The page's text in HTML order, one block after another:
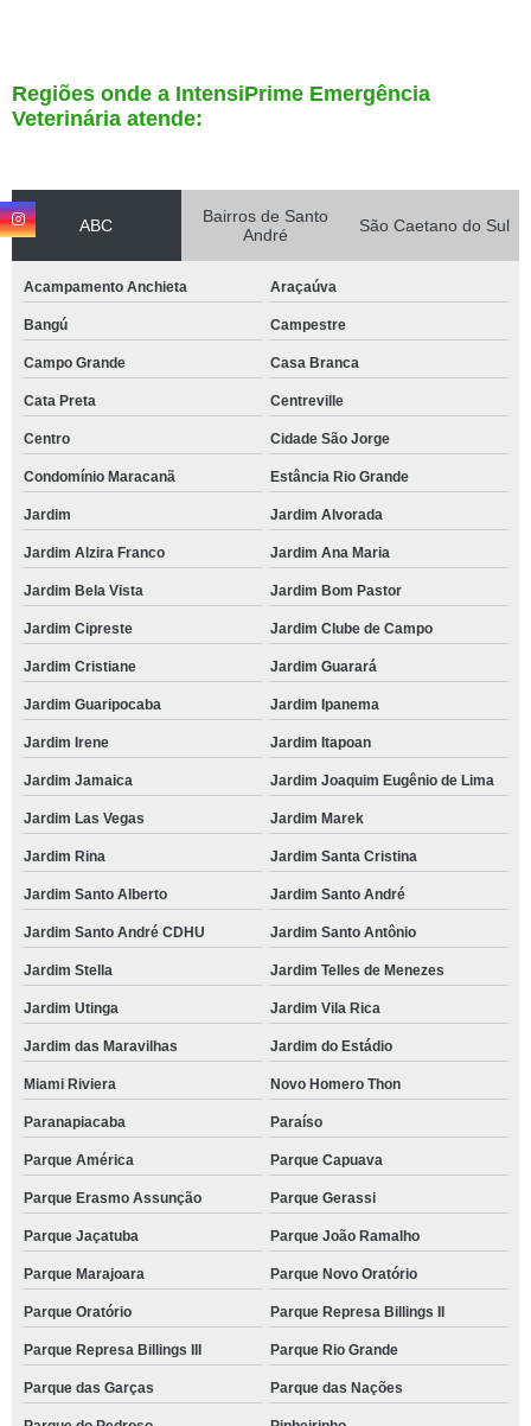
Regiões onde a IntensiPrime Emergência
Veterinária atende:
ABC
Bairros de Santo
André
São Caetano do Sul
Acampamento Anchieta Araçaúva
Bangú Campestre
Campo Grande Casa Branca
Cata Preta Centreville
Centro Cidade São Jorge
Condomínio Maracanã Estância Rio Grande
Jardim Jardim Alvorada
Jardim Alzira Franco Jardim Ana Maria
Jardim Bela Vista Jardim Bom Pastor
Jardim Cipreste Jardim Clube de Campo
Jardim Cristiane Jardim Guarará
Jardim Guaripocaba Jardim Ipanema
Jardim Irene Jardim Itapoan
Jardim Jamaica Jardim Joaquim Eugênio de Lima
Jardim Las Vegas Jardim Marek
Jardim Rina Jardim Santa Cristina
Jardim Santo Alberto Jardim Santo André
Jardim Santo André CDHU Jardim Santo Antônio
Jardim Stella Jardim Telles de Menezes
Jardim Utinga Jardim Vila Rica
Jardim das Maravilhas Jardim do Estádio
Miami Riviera Novo Homero Thon
Paranapiacaba Paraíso
Parque América Parque Capuava
Parque Erasmo Assunção Parque Gerassi
Parque Jaçatuba Parque João Ramalho
Parque Marajoara Parque Novo Oratório
Parque Oratório Parque Represa Billings II
Parque Represa Billings III Parque Rio Grande
Parque das Garças Parque das Nações